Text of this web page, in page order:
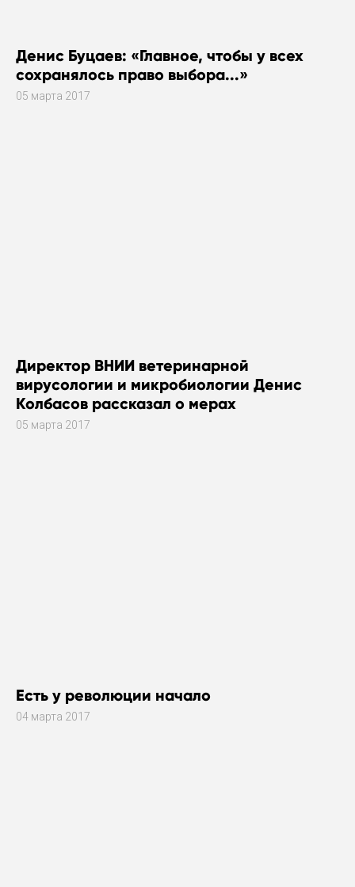
Денис Буцаев: «Главное, чтобы у всех
сохранялось право выбора...»
05 марта 2017
Директор ВНИИ ветеринарной
вирусологии и микробиологии Денис
Колбасов рассказал о мерах
безопасности против птичьего гриппа в
05 марта 2017
Есть у революции начало
04 марта 2017